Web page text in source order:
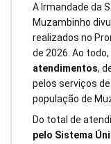
A Irmandade da
Muzambinho
realizados no
de 2026. Ao
atendimentos,
pelos serviços
população de
Do total de
pelo Sistema